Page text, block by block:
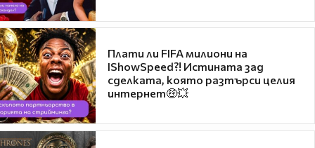
Плати ли FIFA милиони на
IShowSpeed?! Истината зад
сделката, която разтърси целия
интернет🤑💥